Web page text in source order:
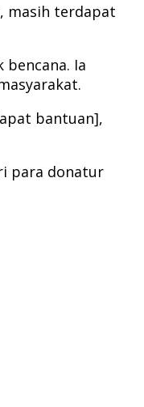
masih terdapat
Ia
bantuan],
para donatur